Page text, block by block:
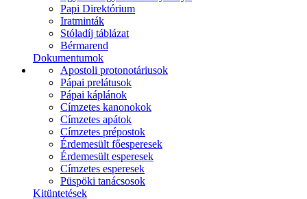
Papi Direktórium
Iratminták
Stóladíj táblázat
Bérmarend
Dokumentumok
Apostoli protonotáriusok
Pápai prelátusok
Pápai káplánok
Címzetes kanonokok
Címzetes apátok
Címzetes prépostok
Érdemesült főesperesek
Érdemesült esperesek
Címzetes esperesek
Püspöki tanácsosok
Kitüntetések